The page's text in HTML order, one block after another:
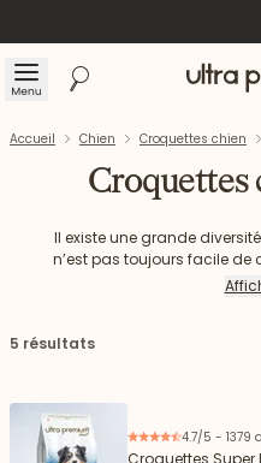
Menu Rechercher Accueil
Accueil Chien Croquettes chien
Croquettes
Il existe une grande
n’est pas toujours facile de
ou encore le canard, le
nous proposons une
faible teneur en céréales,
sont nombreux.
poisson à
5 résultats
4.7/5 - 1379
Croquettes Super